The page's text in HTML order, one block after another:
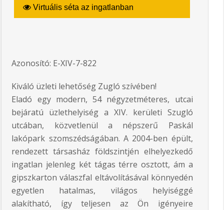
Virtuális séta az ingatlanban
Azonosító: E-XIV-7-822
Kiváló üzleti lehetőség Zugló szívében!
Eladó egy modern, 54 négyzetméteres, utcai
bejáratú üzlethelyiség a XIV. kerületi Szugló
utcában, közvetlenül a népszerű Paskál
lakópark szomszédságában. A 2004-ben épült,
rendezett társasház földszintjén elhelyezkedő
ingatlan jelenleg két tágas térre osztott, ám a
gipszkarton válaszfal eltávolításával könnyedén
egyetlen hatalmas, világos helyiséggé
alakítható, így teljesen az Ön igényeire